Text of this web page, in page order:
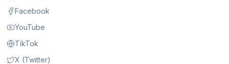
Facebook
YouTube
TikTok
X (Twitter)